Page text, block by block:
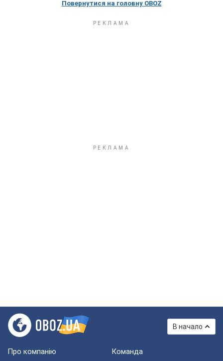
Повернутися на головну OBOZ
В начало
Про компанію Команда